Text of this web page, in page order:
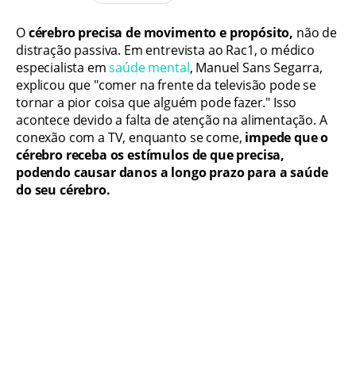
Océrebro precisa de movimento e propósito, não de
distração passiva. Em entrevista ao Rac1, o médico
especialista emsaúde mental, Manuel Sans Segarra,
explicou que "comer na frente da televisão pode se
tornar a pior coisa que alguém pode fazer." Isso
acontece devido a falta de atenção na alimentação. A
conexão com a TV, enquanto se come, impede que o
cérebro receba os estímulos de que precisa,
podendo causar danos a longo prazo para a saúde
do seu cérebro.